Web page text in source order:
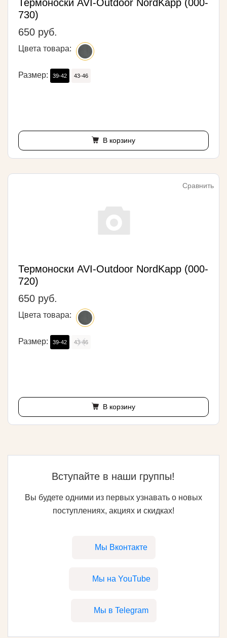
Термоноски AVI-Outdoor NordKapp (000-
730)
650 руб.
Цвета товара:
Размер: 39-42 43-46
В корзину
Сравнить
Термоноски AVI-Outdoor NordKapp (000-
720)
650 руб.
Цвета товара:
Размер: 39-42 43-46
В корзину
Вступайте в наши группы!
Вы будете одними из первых узнавать о новых
поступлениях, акциях и скидках!
Мы Вконтакте
Мы на YouTube
Мы в Telegram